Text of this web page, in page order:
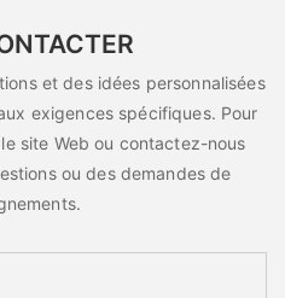
et des idées personnalisées
exigences spécifiques. Pour
site Web ou contactez-nous
ou des demandes de